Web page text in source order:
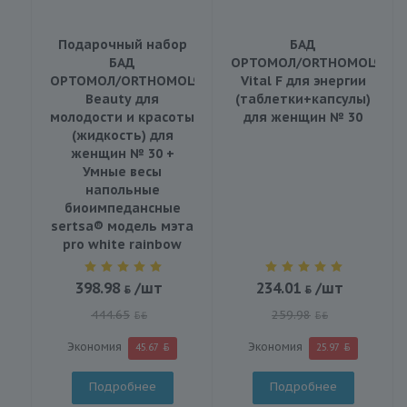
Подарочный набор
БАД
ОРТОМОЛ/ORTHOMOL®
Beauty для
молодости и красоты
(жидкость) для
женщин № 30 +
Умные весы
напольные
биоимпедансные
sertsa® модель мэта
pro white rainbow
398.98 /шт
444.65 BYN
Экономия 45.67
Подробнее
БАД
ОРТОМОЛ/ORTHOMOL®
Vital F для энергии
(таблетки+капсулы)
для женщин № 30
234.01 /шт
259.98 BYN
Экономия 25.97
Подробнее